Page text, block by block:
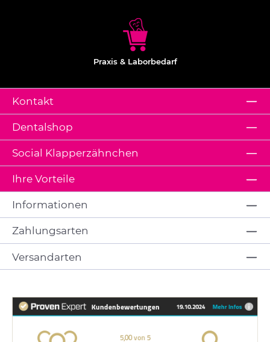
Praxis & Laborbedarf
Kontakt
Dentalshop
Ihre Vorteile
Social Klapperzähnchen
Informationen
Zahlungsarten
Versandarten